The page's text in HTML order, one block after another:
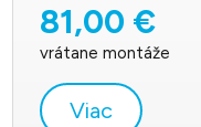
81,00 €
vrátane montáže
Viac